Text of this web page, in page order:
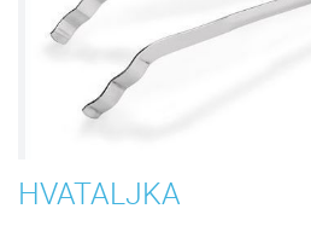
HVATALJKA